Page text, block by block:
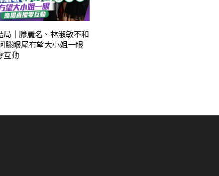
局｜滕麗名、林淑敏不和
滕眼尾冇望大小姐一眼
互動